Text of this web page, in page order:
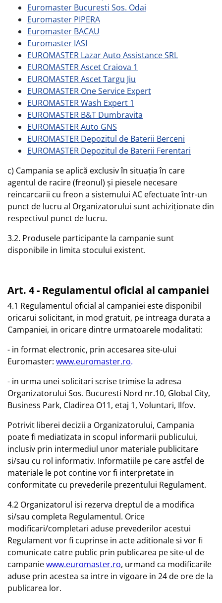
Euromaster Bucuresti Sos. Odai
Euromaster PIPERA
Euromaster BACAU
Euromaster IASI
EUROMASTER Lazar Auto Assistance SRL
EUROMASTER Ascet Craiova 1
EUROMASTER Ascet Targu Jiu
EUROMASTER One Service Expert
EUROMASTER Wash Expert 1
EUROMASTER B&T Dumbravita
EUROMASTER Auto GNS
EUROMASTER Depozitul de Baterii Berceni
EUROMASTER Depozitul de Baterii Ferentari
c) Campania se aplică exclusiv în situația în care
agentul de racire (freonul) și piesele necesare
reincarcarii cu freon a sistemului AC efectuate într-un
punct de lucru al Organizatorului sunt achiziționate din
respectivul punct de lucru.
3.2. Produsele participante la campanie sunt
disponibile in limita stocului existent.
Art. 4 - Regulamentul oficial al campaniei
4.1 Regulamentul oficial al campaniei este disponibil
oricarui solicitant, in mod gratuit, pe intreaga durata a
Campaniei, in oricare dintre urmatoarele modalitati:
- in format electronic, prin accesarea site-ului
Euromaster: www.euromaster.ro.
- in urma unei solicitari scrise trimise la adresa
Organizatorului Sos. Bucuresti Nord nr.10, Global City,
Business Park, Cladirea O11, etaj 1, Voluntari, Ilfov.
Potrivit liberei decizii a Organizatorului, Campania
poate fi mediatizata in scopul informarii publicului,
inclusiv prin intermediul unor materiale publicitare
si/sau cu rol informativ. Informatiile pe care astfel de
materiale le pot contine vor fi interpretate in
conformitate cu prevederile prezentului Regulament.
4.2 Organizatorul isi rezerva dreptul de a modifica
si/sau completa Regulamentul. Orice
modificari/completari aduse prevederilor acestui
Regulament vor fi cuprinse in acte aditionale si vor fi
comunicate catre public prin publicarea pe site-ul de
campaniewww.euromaster.ro, urmand ca modificarile
aduse prin acestea sa intre in vigoare in 24 de ore de la
publicarea lor.